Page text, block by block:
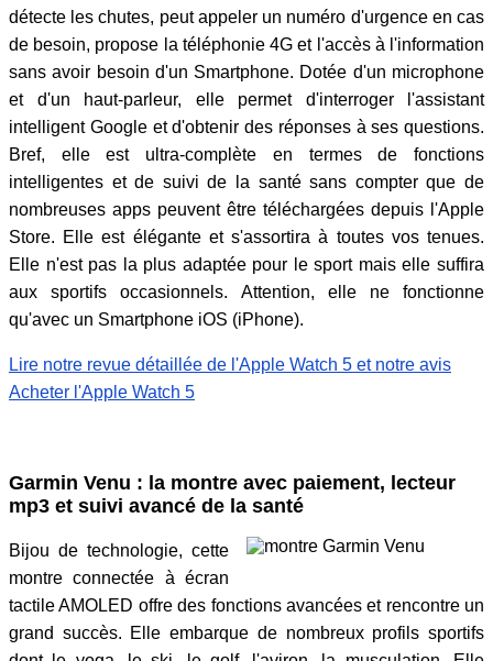
détecte les chutes, peut appeler un numéro d'urgence en cas
de besoin, propose la téléphonie 4G et l'accès à l'information
sans avoir besoin d'un Smartphone. Dotée d'un microphone
et d'un haut-parleur, elle permet d'interroger l'assistant
intelligent Google et d'obtenir des réponses à ses questions.
Bref, elle est ultra-complète en termes de fonctions
intelligentes et de suivi de la santé sans compter que de
nombreuses apps peuvent être téléchargées depuis l'Apple
Store. Elle est élégante et s'assortira à toutes vos tenues.
Elle n'est pas la plus adaptée pour le sport mais elle suffira
aux sportifs occasionnels. Attention, elle ne fonctionne
qu'avec un Smartphone iOS (iPhone).
Lire notre revue détaillée de l'Apple Watch 5 et notre avis
Acheter l'Apple Watch 5
Garmin Venu : la montre avec paiement, lecteur
mp3 et suivi avancé de la santé
Bijou de technologie, cette
montre connectée à écran
tactile AMOLED offre des fonctions avancées et rencontre un
grand succès. Elle embarque de nombreux profils sportifs